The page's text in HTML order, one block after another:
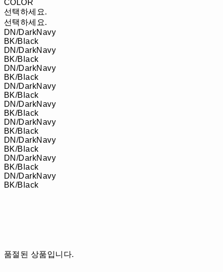
COLOR
선택하세요.
선택하세요.
DN/DarkNavy
BK/Black
DN/DarkNavy
BK/Black
DN/DarkNavy
BK/Black
DN/DarkNavy
BK/Black
DN/DarkNavy
BK/Black
DN/DarkNavy
BK/Black
DN/DarkNavy
BK/Black
DN/DarkNavy
BK/Black
DN/DarkNavy
BK/Black
품절된 상품입니다.